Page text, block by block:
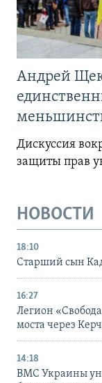
Андрей
Дискуссия
защиты прав
НОВОСТИ
18:10
Старший сын
16:27
Легион
моста через
14:18
ВМС Украины